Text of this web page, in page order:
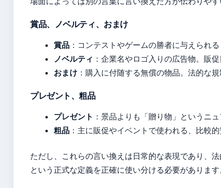
賞品、ノベルティ、おまけ
賞品 ：コンテストやゲームの勝者に与えられ
ノベルティ ：企業名やロゴ入りの広告物。販
おまけ ：購入に付随する無償の物品。法的な
プレゼント、粗品
プレゼント ：景品よりも「贈り物」というニ
粗品 ：主に販促やイベントで使われる、比較
ただし、これらの言い換えは日常的な表現であり、
という正式な定義を正確に使い分ける必要がありま